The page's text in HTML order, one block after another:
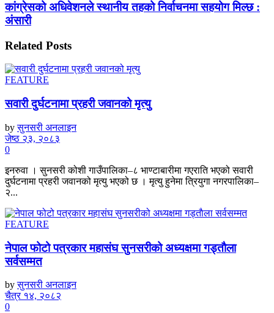
कांग्रेसको अधिवेशनले स्थानीय तहको निर्वाचनमा सहयोग मिल्छ :
अंसारी
Related Posts
FEATURE
सवारी दुर्घटनामा प्रहरी जवानको मृत्यु
by सुनसरी अनलाइन
जेष्ठ २३, २०८३
0
इनरुवा । सुनसरी कोशी गाउँपालिका–८ भाण्टाबारीमा गएराति भएको सवारी
दुर्घटनामा प्रहरी जवानको मृत्यु भएको छ । मृत्यु हुनेमा त्रियुगा नगरपालिका–
२...
FEATURE
नेपाल फोटो पत्रकार महासंघ सुनसरीको अध्यक्षमा गड्ताैला
सर्वसम्मत
by सुनसरी अनलाइन
चैत्र १४, २०८२
0